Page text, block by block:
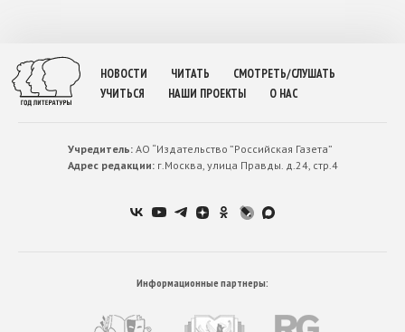
НОВОСТИ ЧИТАТЬ
СМОТРЕТЬ/СЛУШАТЬ
УЧИТЬСЯ
НАШИ ПРОЕКТЫ О НАС
Учредитель:АО “Издательство ”Российская Газета”
Адрес редакции:г.Москва, улица Правды. д.24, стр.4
Информационные партнеры: